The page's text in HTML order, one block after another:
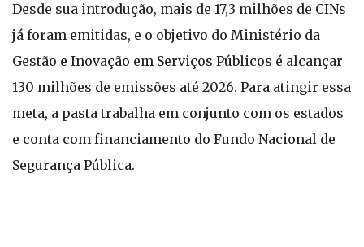
Desde sua introdução, mais de 17,3 milhões de CINs
já foram emitidas, e o objetivo do Ministério da
Gestão e Inovação em Serviços Públicos é alcançar
130 milhões de emissões até 2026. Para atingir essa
meta, a pasta trabalha em conjunto com os estados
e conta com financiamento do Fundo Nacional de
Segurança Pública.